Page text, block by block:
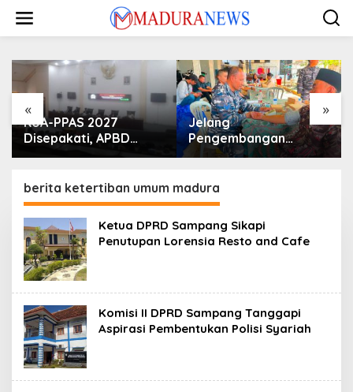
konten
« »
KUA-PPAS 2027
Disepakati, APBD
Sampang Defisit Rp
Jelang
Pengembangan
Lapangan Hidayah,
Madura II Perkuat
Sinergi dengan
Nelayan Sampang
berita ketertiban umum madura
Ketua DPRD Sampang Sikapi
Penutupan Lorensia Resto and Cafe
Komisi II DPRD Sampang Tanggapi
Aspirasi Pembentukan Polisi Syariah